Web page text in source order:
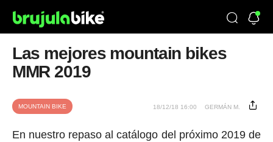
Las mejores mountain bikes
MMR 2019
MOUNTAIN BIKE 18/12/18 16:00 GERMÁN M.
En nuestro repaso al catálogo del próximo 2019 de